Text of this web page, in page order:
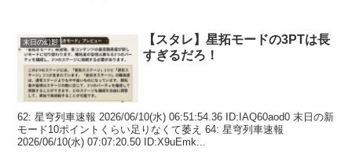
末日の幻影
【スタレ】星拓モードの3PTは長
すぎるだろ！
62: 星穹列車速報 2026/06/10(水) 06:51:54.36 ID:IAQ60aod0 末日の新
モード10ポイントくらい足りなくて萎え 64: 星穹列車速報
2026/06/10(水) 07:07:20.50 ID:X9uEmk...